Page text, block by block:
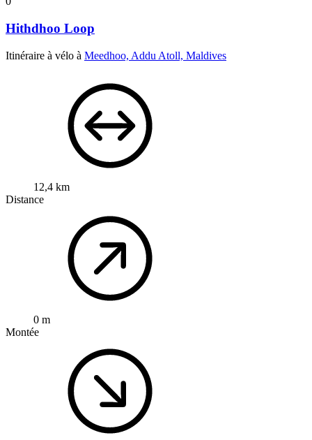
Hithdhoo Loop
Itinéraire à vélo à Meedhoo, Addu Atoll, Maldives
12,4 km
Distance
0 m
Montée